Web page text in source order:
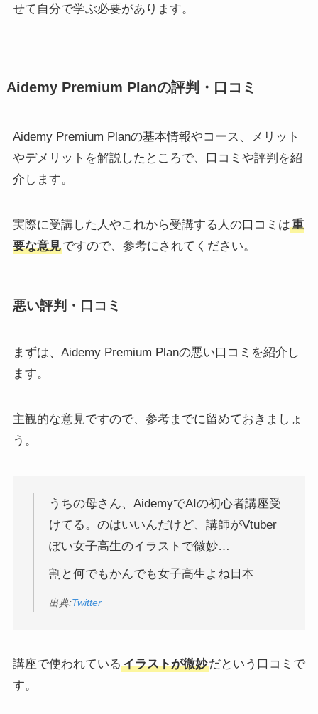
せて自分で学ぶ必要があります。
Aidemy Premium Planの評判・口コミ
Aidemy Premium Planの基本情報やコース、メリット
やデメリットを解説したところで、口コミや評判を紹
介します。
実際に受講した人やこれから受講する人の口コミは重
要な意見ですので、参考にされてください。
悪い評判・口コミ
まずは、Aidemy Premium Planの悪い口コミを紹介し
ます。
主観的な意見ですので、参考までに留めておきましょ
う。
うちの母さん、AidemyでAIの初心者講座受
けてる。のはいいんだけど、講師がVtuber
ぽい女子高生のイラストで微妙…
割と何でもかんでも女子高生よね日本
出典:Twitter
講座で使われている イラストが微妙だという口コミで
す。